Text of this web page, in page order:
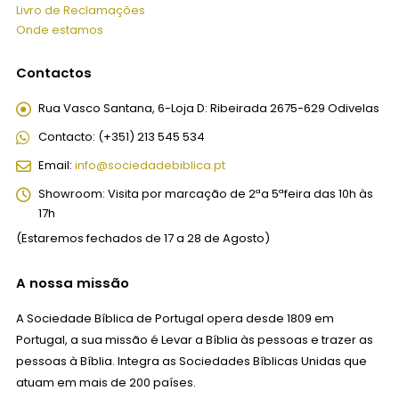
Livro de Reclamações
Onde estamos
Contactos
Rua Vasco Santana, 6-Loja D: Ribeirada 2675-629 Odivelas
Contacto: (+351) 213 545 534
Email: info@sociedadebiblica.pt
Showroom: Visita por marcação de 2ªa 5ªfeira das 10h às
17h
(Estaremos fechados de 17 a 28 de Agosto)
A nossa missão
A Sociedade Bíblica de Portugal opera desde 1809 em
Portugal, a sua missão é Levar a Bíblia às pessoas e trazer as
pessoas à Bíblia. Integra as Sociedades Bíblicas Unidas que
atuam em mais de 200 países.